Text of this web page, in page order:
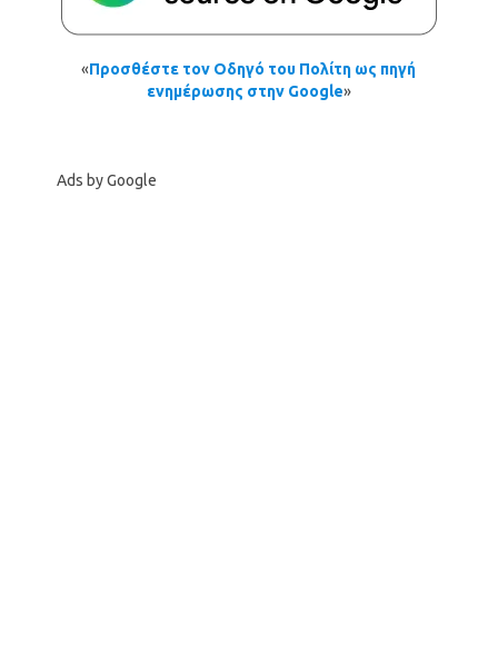
«Προσθέστε τον Οδηγό του Πολίτη ως πηγή
ενημέρωσης στην Google»
Ads by Google